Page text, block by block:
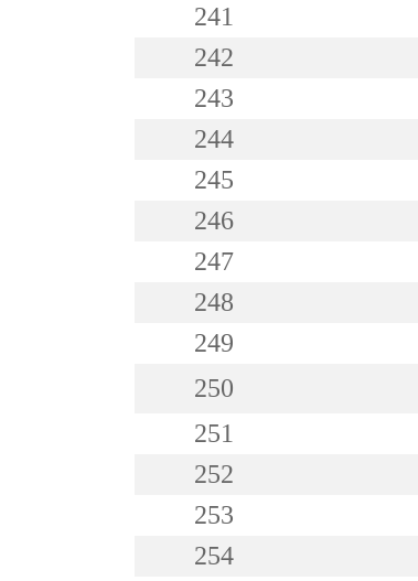
241
242
243
244
245
246
247
248
249
250
251
252
253
254